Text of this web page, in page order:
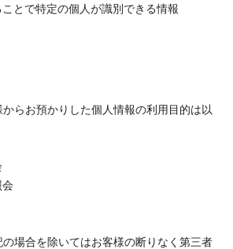
とで特定の個人が識別できる情報
らお預かりした個人情報の利用目的は以
会
場合を除いてはお客様の断りなく第三者